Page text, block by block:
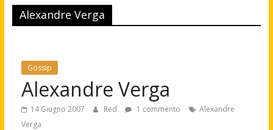
Tv,
Cinema,
news
moda
maschile
Alexandre Verga
Gossip
Alexandre Verga
14 Giugno 2007 Red 1 commento
Alexandre
Verga